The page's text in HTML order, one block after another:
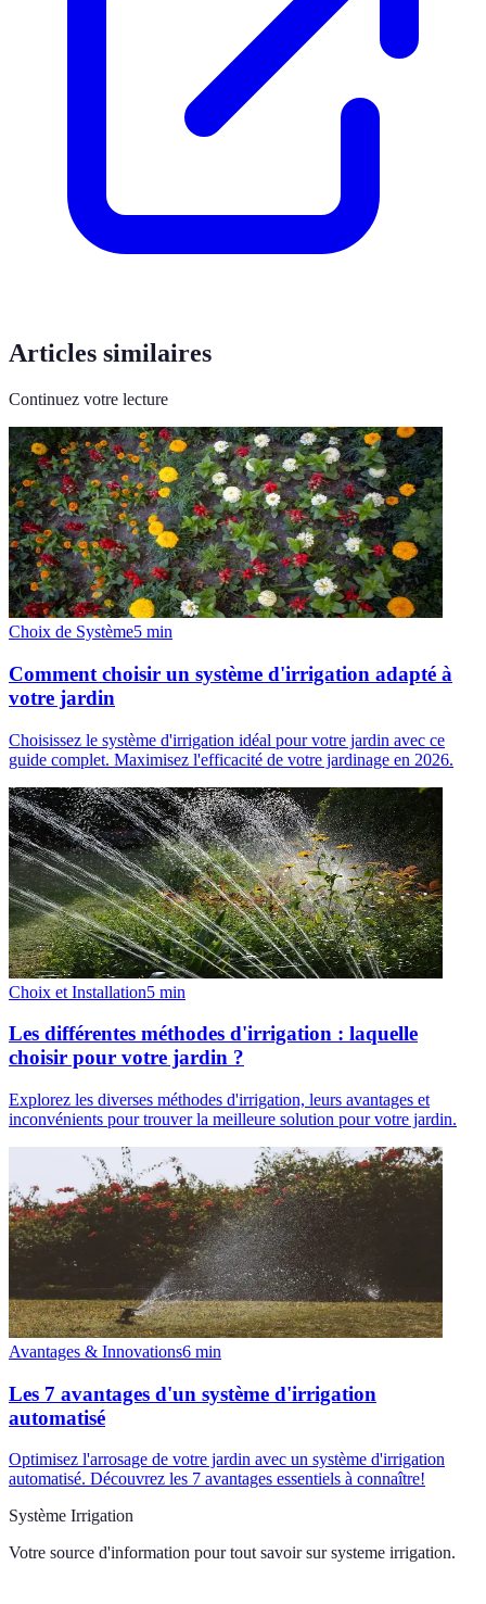
Articles similaires
Continuez votre lecture
Choix de Système5 min
Comment choisir un système d'irrigation adapté à
votre jardin
Choisissez le système d'irrigation idéal pour votre jardin avec ce
guide complet. Maximisez l'efficacité de votre jardinage en 2026.
Choix et Installation5 min
Les différentes méthodes d'irrigation : laquelle
choisir pour votre jardin ?
Explorez les diverses méthodes d'irrigation, leurs avantages et
inconvénients pour trouver la meilleure solution pour votre jardin.
Avantages & Innovations6 min
Les 7 avantages d'un système d'irrigation
automatisé
Optimisez l'arrosage de votre jardin avec un système d'irrigation
automatisé. Découvrez les 7 avantages essentiels à connaître!
Système Irrigation
Votre source d'information pour tout savoir sur systeme irrigation.